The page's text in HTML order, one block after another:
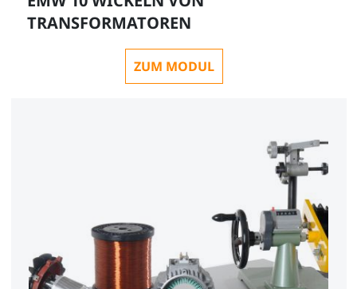
TRANSFORMATOREN
ZUM MODUL